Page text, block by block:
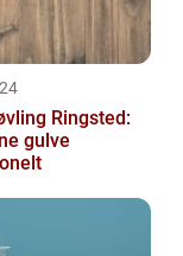
Ringsted:
gulve